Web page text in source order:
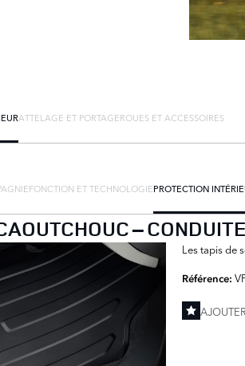
ATTELAGE ET PORTAGEROUES ET ACCESSOIRES
FONCTION ET TECHNOLOGIEPROTECTION
–
Les tapis de
Référence: